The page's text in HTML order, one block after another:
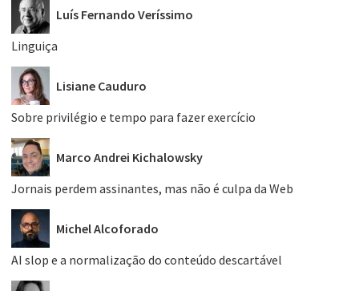
Luís Fernando Veríssimo
Linguiça
Lisiane Cauduro
Sobre privilégio e tempo para fazer exercício
Marco Andrei Kichalowsky
Jornais perdem assinantes, mas não é culpa da Web
Michel Alcoforado
AI slop e a normalização do conteúdo descartável